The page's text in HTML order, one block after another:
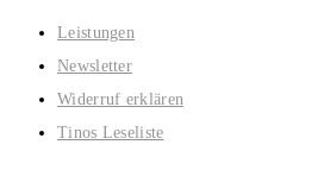
Zum
Inhalt
springen
Leistungen
Newsletter
Widerruf erklären
Tinos Leseliste